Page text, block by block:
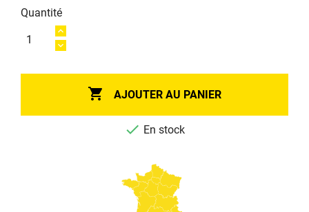
Quantité
 AJOUTER AU PANIER
 En stock